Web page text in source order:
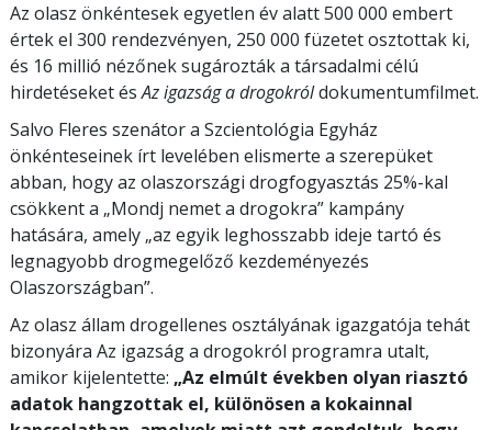
Az olasz önkéntesek egyetlen év alatt 500 000 embert
értek el 300 rendezvényen, 250 000 füzetet osztottak ki,
és 16 millió nézőnek sugározták a társadalmi célú
hirdetéseket ésAz igazság a drogokróldokumentumfilmet.
Salvo Fleres szenátor a Szcientológia Egyház
önkénteseinek írt levelében elismerte a szerepüket
abban, hogy az olaszországi drogfogyasztás 25%-kal
csökkent a „Mondj nemet a drogokra” kampány
hatására, amely „az egyik leghosszabb ideje tartó és
legnagyobb drogmegelőző kezdeményezés
Olaszországban”.
Az olasz állam drogellenes osztályának igazgatója tehát
bizonyára Az igazság a drogokról programra utalt,
amikor kijelentette: „Az elmúlt években olyan riasztó
adatok hangzottak el, különösen a kokainnal